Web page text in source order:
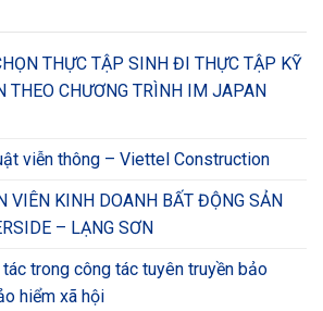
THỰC TẬP SINH ĐI THỰC TẬP KỸ
THEO CHƯƠNG TRÌNH IM JAPAN
viễn thông – Viettel Construction
VIÊN KINH DOANH BẤT ĐỘNG SẢN
– LẠNG SƠN
trong công tác tuyên truyền bảo
hiểm xã hội